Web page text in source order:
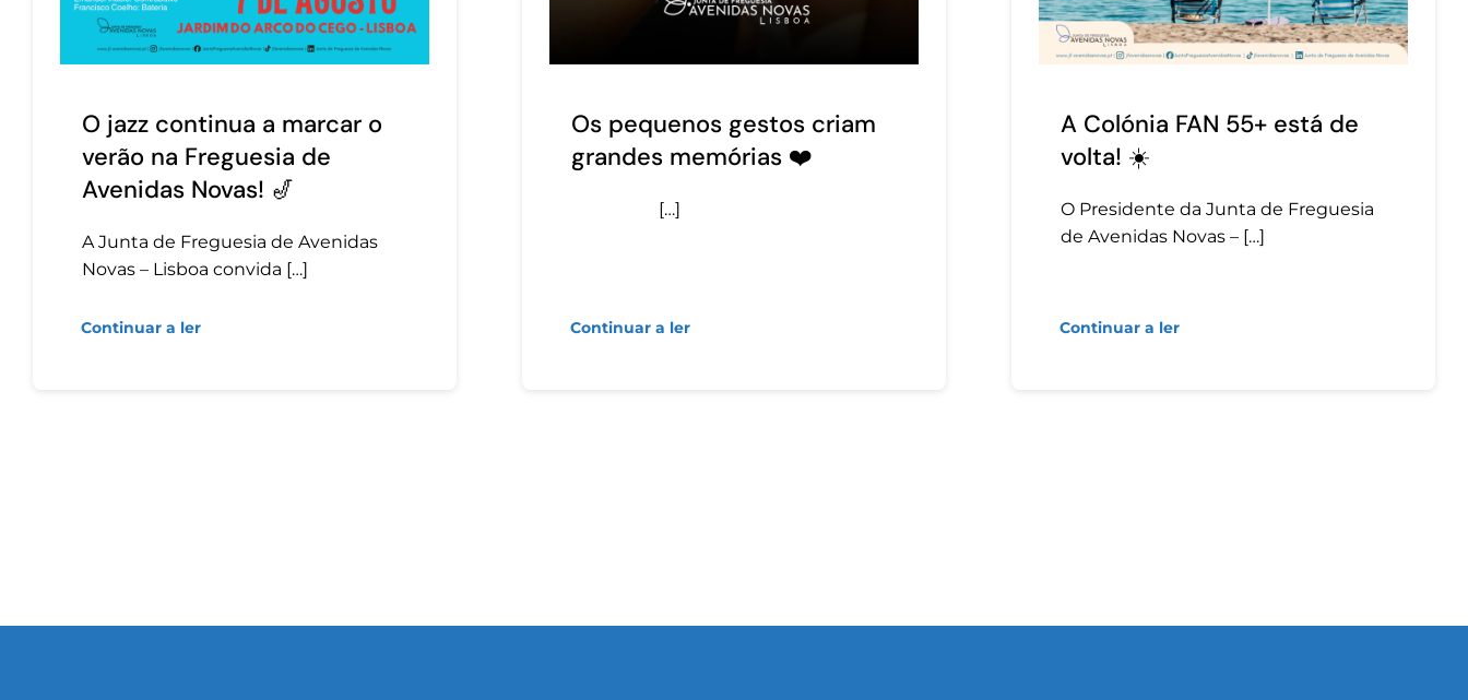
O jazz continua a marcar o
verão na Freguesia de
Avenidas Novas! 🎷
A Junta de Freguesia de Avenidas
Novas – Lisboa convida […]
Continuar a ler
Os pequenos gestos criam
grandes memórias ❤️
[…]
Continuar a ler
A Colónia FAN 55+ está de
volta! ☀️
O Presidente da Junta de Freguesia
de Avenidas Novas – […]
Continuar a ler